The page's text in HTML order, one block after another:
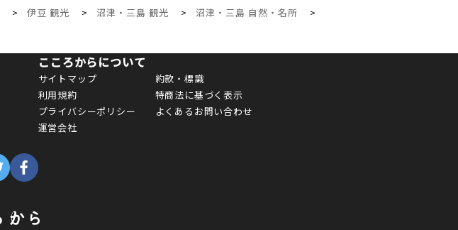
伊豆 観光 沼津・三島 観光 沼津・三島 自然・名所
こころからについて
サイトマップ
約款・標識
利用規約
特商法に基づく表示
プライバシーポリシー
よくあるお問い合わせ
運営会社